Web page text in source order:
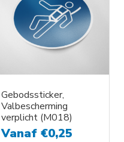
Gebodssticker,
Valbescherming
verplicht (M018)
Vanaf €0,25